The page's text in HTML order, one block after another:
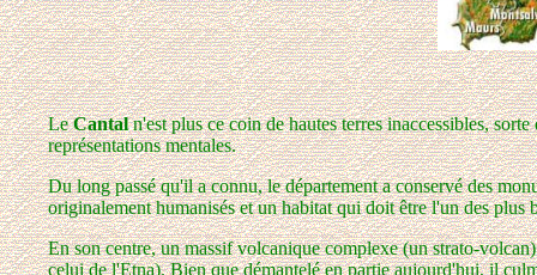
LeCantaln'est plus ce coin de hautes terres inaccessibles,
représentations mentales.
Du long passé qu'il a connu, le département a conservé des
originalement humanisés et un habitat qui doit être l'un des plus
En son centre, un massif volcanique complexe (un strato-
celui de l'Etna). Bien que démantelé en partie aujourd'hui, il